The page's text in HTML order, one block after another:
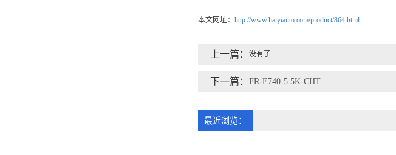
本文网址：http://www.haiyiauto.com/product/864.html
上一篇：没有了
下一篇：FR-E740-5.5K-CHT
最近浏览：